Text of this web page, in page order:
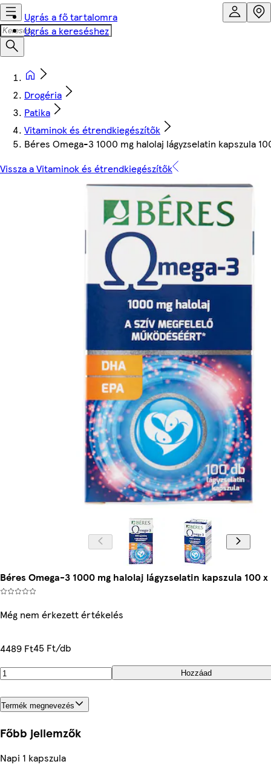
Ugrás a fő tartalomra
Ugrás a kereséshez
Drogéria
Patika
Vitaminok és étrendkiegészítők
Béres Omega-3 1000 mg halolaj lágyzselatin kapszula
Vissza a Vitaminok és étrendkiegészítők
Béres Omega-3 1000 mg halolaj lágyzselatin kapszula 100 x
Még nem érkezett értékelés
4489 Ft45 Ft/db
Hozzáad
Termék megnevezés
Főbb jellemzők
Napi 1 kapszula